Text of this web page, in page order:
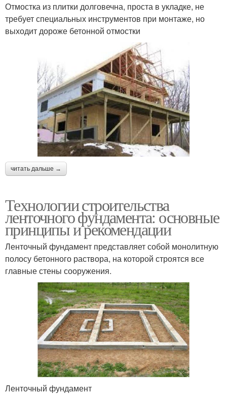
Отмостка из плитки долговечна, проста в укладке, не
требует специальных инструментов при монтаже, но
выходит дороже бетонной отмостки
читать дальше →
Технологии строительства
ленточного фундамента: основные
принципы и рекомендации
Ленточный фундамент представляет собой монолитную
полосу бетонного раствора, на которой строятся все
главные стены сооружения.
Ленточный фундамент